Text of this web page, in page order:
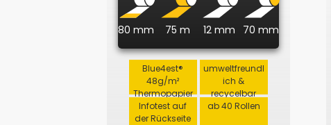
80 mm 75 m 12 mm 70 mm
Blue4est®
48g/m²
Thermopapier
umweltfreundl
ich &
recycelbar
Infotest auf
der Rückseite
ab 40 Rollen